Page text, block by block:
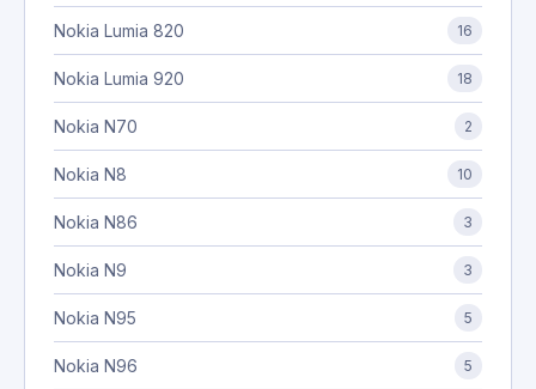
Nokia Lumia 820 16
Nokia Lumia 920 18
Nokia N70 2
Nokia N8 10
Nokia N86 3
Nokia N9 3
Nokia N95 5
Nokia N96 5